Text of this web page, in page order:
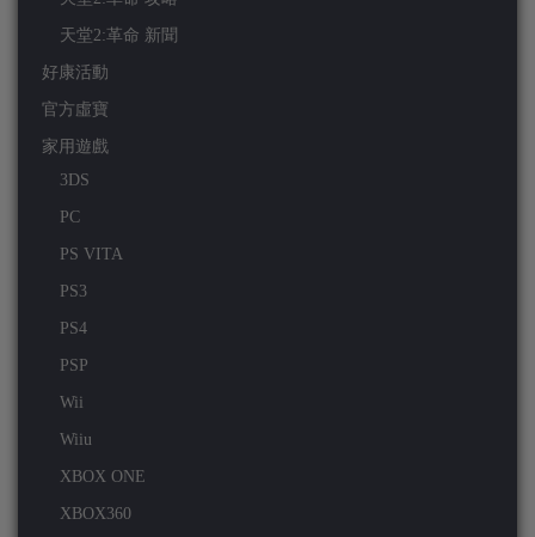
天堂2:革命 新聞
好康活動
官方虛寶
家用遊戲
3DS
PC
PS VITA
PS3
PS4
PSP
Wii
Wiiu
XBOX ONE
XBOX360